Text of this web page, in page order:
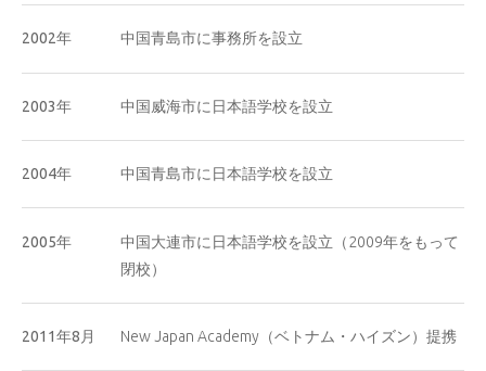
2002年 中国青島市に事務所を設立
2003年 中国威海市に日本語学校を設立
2004年 中国青島市に日本語学校を設立
2005年
中国大連市に日本語学校を設立（2009年をもって
閉校）
2011年8月 New Japan Academy（ベトナム・ハイズン）提携